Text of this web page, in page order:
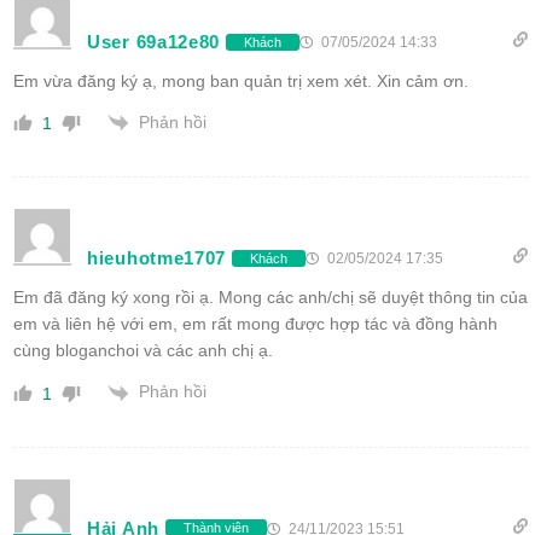
User 69a12e80 Khách 07/05/2024 14:33
Em vừa đăng ký ạ, mong ban quản trị xem xét. Xin cảm ơn.
1 Phản hồi
hieuhotme1707 Khách 02/05/2024 17:35
Em đã đăng ký xong rồi ạ. Mong các anh/chị sẽ duyệt thông tin của
em và liên hệ với em, em rất mong được hợp tác và đồng hành
cùng bloganchoi và các anh chị ạ.
1 Phản hồi
Hải Anh Thành viên 24/11/2023 15:51